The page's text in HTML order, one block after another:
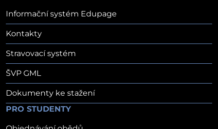
Informační systém Edupage
Kontakty
Stravovací systém
ŠVP GML
Dokumenty ke stažení
PRO STUDENTY